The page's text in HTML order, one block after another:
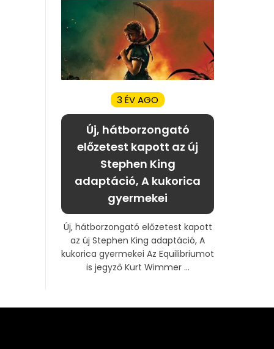
3 ÉV AGO
Új, hátborzongató
előzetest kapott az új
Stephen King
adaptáció, A kukorica
gyermekei
Új, hátborzongató előzetest kapott
az új Stephen King adaptáció, A
kukorica gyermekei Az Equilibriumot
is jegyző Kurt Wimmer ...